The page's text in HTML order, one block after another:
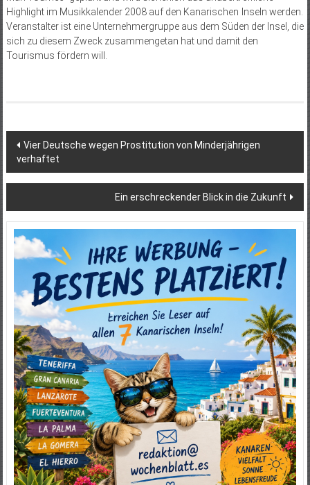
Highlight im Musikkalender 2008 auf den Kanarischen Inseln werden.
Veranstalter ist eine Unternehmergruppe aus dem Süden der Insel, die
sich zu diesem Zweck zusammengetan hat und damit den
Tourismus fördern will.
Beitragsnavigation
Vier Deutsche wegen Prostitution von Minderjährigen
verhaftet
Ein erschreckender Blick in die Zukunft